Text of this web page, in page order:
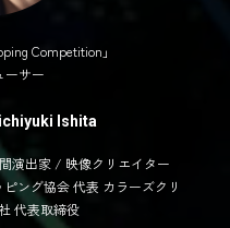
Competition」
ーサー
Ishita
演出家 / 映像クリエイター
ング協会 代表 カラーズクリ
代表取締役